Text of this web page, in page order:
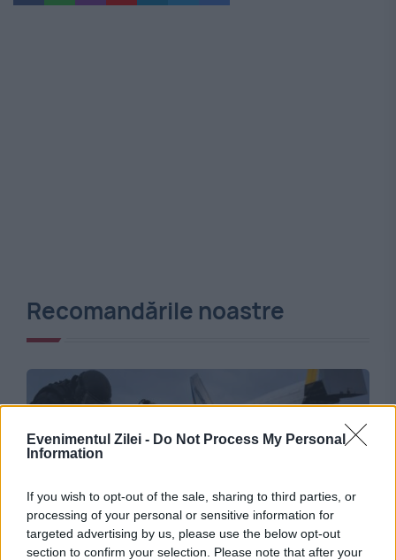
Evenimentul Zilei - Do Not Process My Personal
Information
If you wish to opt-out of the sale, sharing to third parties, or
processing of your personal or sensitive information for
targeted advertising by us, please use the below opt-out
section to confirm your selection. Please note that after your
Recomandările noastre
INTERNATIONAL